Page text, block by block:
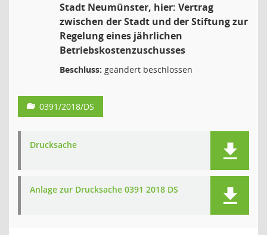
Stadt Neumünster, hier: Vertrag
zwischen der Stadt und der Stiftung zur
Regelung eines jährlichen
Betriebskostenzuschusses
Beschluss: geändert beschlossen
0391/2018/DS
Drucksache
Anlage zur Drucksache 0391 2018 DS